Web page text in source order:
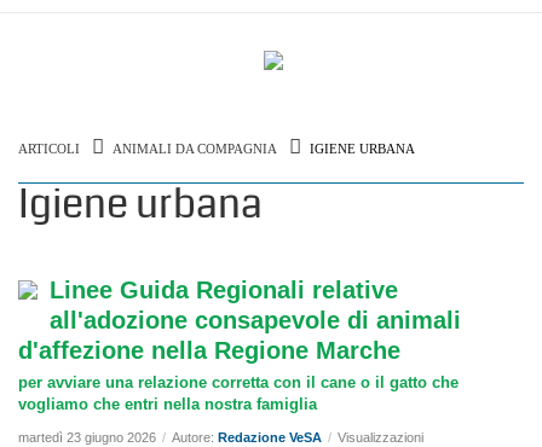
ARTICOLI ANIMALI DA COMPAGNIA IGIENE URBANA
Igiene urbana
Linee Guida Regionali relative
all'adozione consapevole di animali
d'affezione nella Regione Marche
per avviare una relazione corretta con il cane o il gatto che
vogliamo che entri nella nostra famiglia
martedì 23 giugno 2026 / Autore: Redazione VeSA / Visualizzazioni